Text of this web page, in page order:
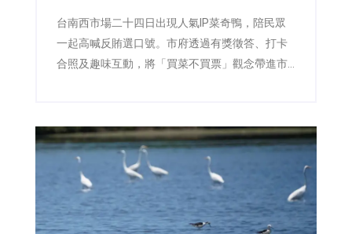
台南西市場二十四日出現人氣IP菜奇鴨，陪民眾
一起高喊反賄選口號。市府透過有獎徵答、打卡
合照及趣味互動，將「買菜不買票」觀念帶進市